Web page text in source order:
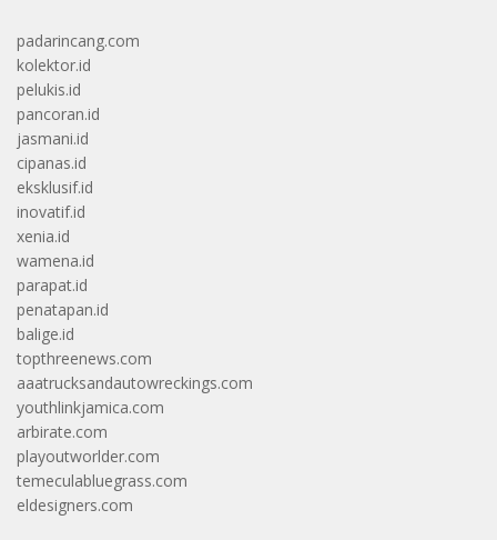
padarincang.com
kolektor.id
pelukis.id
pancoran.id
jasmani.id
cipanas.id
eksklusif.id
inovatif.id
xenia.id
wamena.id
parapat.id
penatapan.id
balige.id
topthreenews.com
aaatrucksandautowreckings.com
youthlinkjamica.com
arbirate.com
playoutworlder.com
temeculabluegrass.com
eldesigners.com